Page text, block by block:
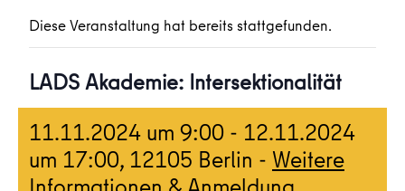
Diese Veranstaltung hat bereits stattgefunden.
LADS Akademie: Intersektionalität
11.11.2024 um 9:00 - 12.11.2024
um 17:00, 12105 Berlin - Weitere